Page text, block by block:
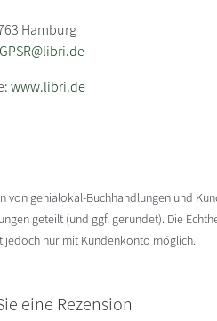
Hamburg
GPSR@libri.de
www.libri.de
von genialokal-Buchhandlungen und
geteilt (und ggf. gerundet). Die
jedoch nur mit Kundenkonto möglich.
eine Rezension